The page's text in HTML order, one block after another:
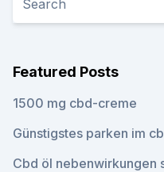
Featured Posts
1500 mg cbd-creme
Günstigstes parken im
Cbd öl nebenwirkungen